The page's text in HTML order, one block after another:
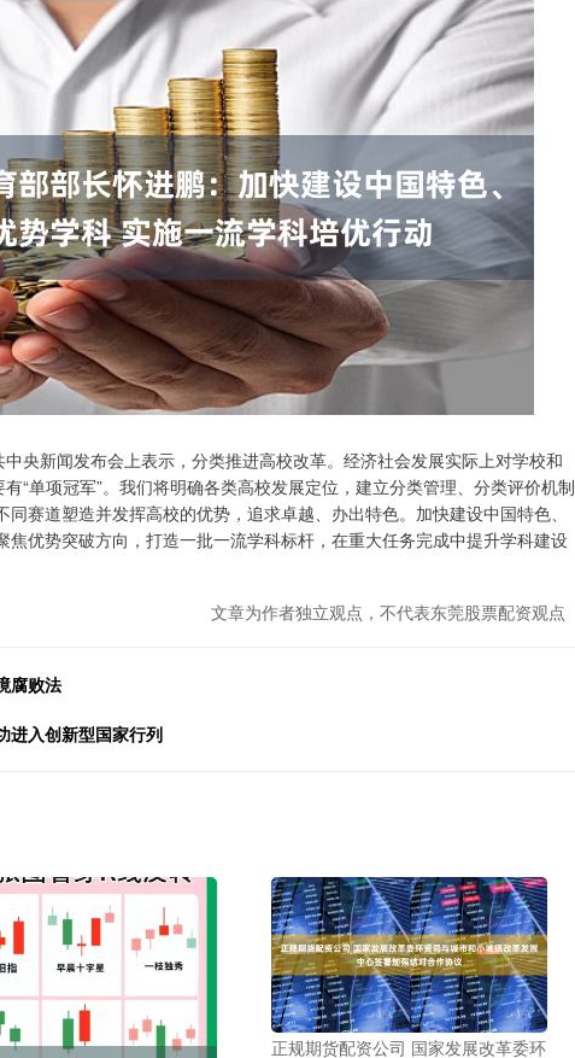
新闻发布会上表示，分类推进高校改革。经济社会发展实际上对学校和
“单项冠军”。我们将明确各类高校发展定位，建立分类管理、分类评价机制
赛道塑造并发挥高校的优势，追求卓越、办出特色。加快建设中国特色、
优势突破方向，打造一批一流学科标杆，在重大任务完成中提升学科建设
文章为作者独立观点，不代表东莞股票配资观点
腐败法
进入创新型国家行列
正规期货配资公司 国家发展改革委环